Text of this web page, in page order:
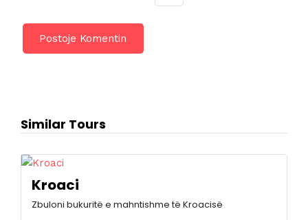
Similar Tours
Kroaci
Zbuloni bukuritë e mahntishme të Kroacisë